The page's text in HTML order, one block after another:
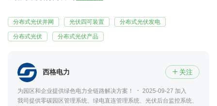
分布式光伏并网 光伏四可装置 分布式光伏发电
分布式光伏 分布式光伏产品
西格电力  关注
为园区和企业提供绿色电力全链路解决方案！
2025-09-27 加入
我司提供零碳园区管理系统、绿电直连管理系统、光伏后台监控系统、